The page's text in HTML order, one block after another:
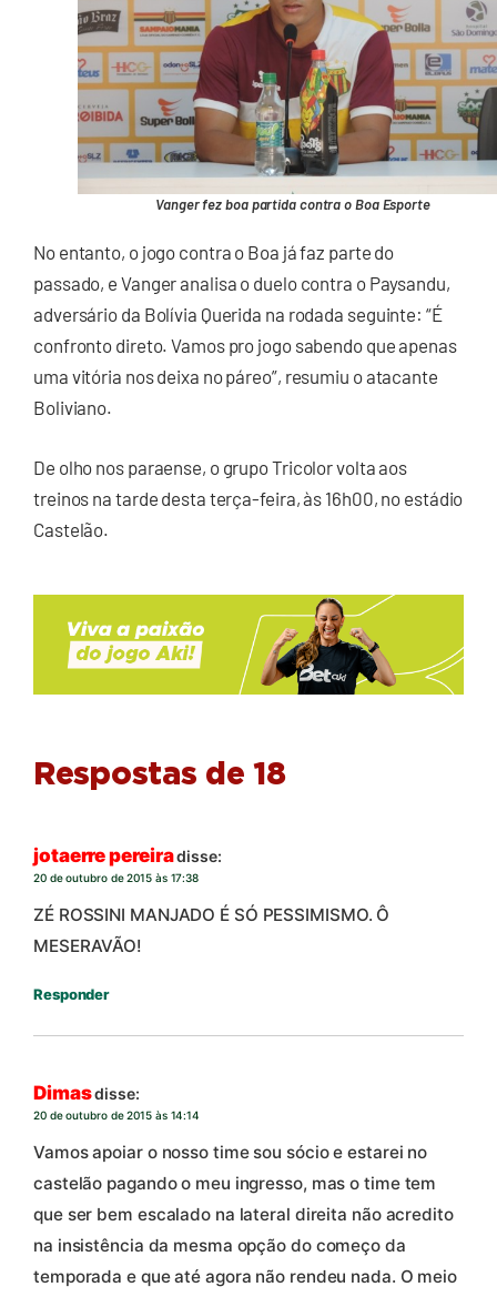
Vanger fez boa partida contra o Boa Esporte
No entanto, o jogo contra o Boa já faz parte do
passado, e Vanger analisa o duelo contra o Paysandu,
adversário da Bolívia Querida na rodada seguinte: “É
confronto direto. Vamos pro jogo sabendo que apenas
uma vitória nos deixa no páreo”, resumiu o atacante
Boliviano.
De olho nos paraense, o grupo Tricolor volta aos
treinos na tarde desta terça-feira, às 16h00, no estádio
Castelão.
Respostas de 18
jotaerre pereiradisse:
20 de outubro de 2015 às 17:38
ZÉ ROSSINI MANJADO É SÓ PESSIMISMO. Ô
MESERAVÃO!
Responder
Dimasdisse:
20 de outubro de 2015 às 14:14
Vamos apoiar o nosso time sou sócio e estarei no
castelão pagando o meu ingresso, mas o time tem
que ser bem escalado na lateral direita não acredito
na insistência da mesma opção do começo da
temporada e que até agora não rendeu nada. O meio